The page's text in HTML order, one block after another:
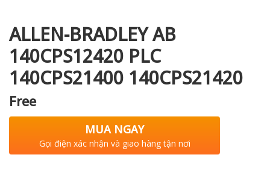
ALLEN-BRADLEY AB
140CPS12420 PLC
140CPS21400 140CPS21420
Free
MUA NGAY
Gọi điện xác nhận và giao hàng tận nơi